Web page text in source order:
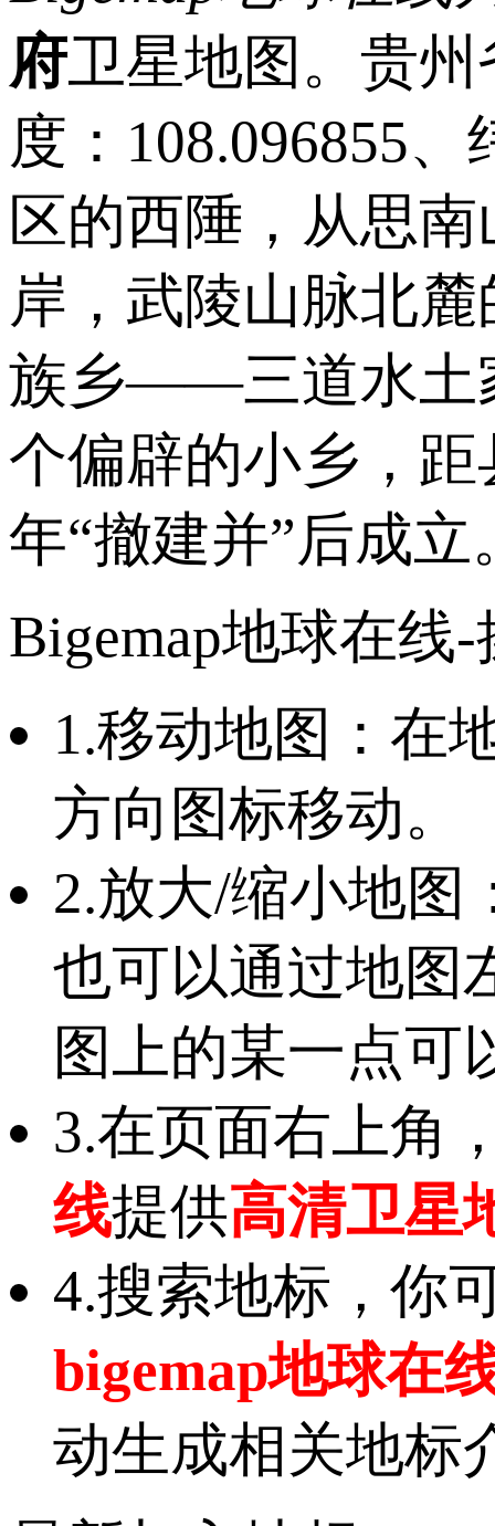
府卫星地图。贵
度：108.096855
区的西陲，从思
岸，武陵山脉北
族乡——三道水土
个偏辟的小乡，
年“撤建并”后成立
Bigemap地球在线
1.移动地图：在
方向图标移动。
2.放大/缩小地图
也可以通过地图
图上的某一点可
3.在页面右上角
线提供高清卫星
4.搜索地标，你
bigemap地球在
动生成相关地标